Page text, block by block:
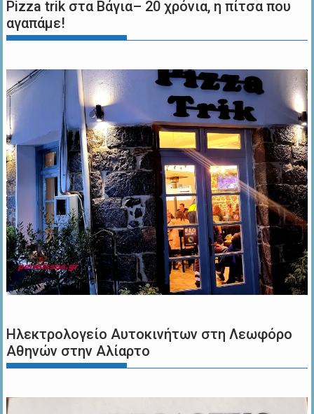
Pizza trik στα Βάγια– 20 χρόνια, η πίτσα που
αγαπάμε!
Ηλεκτρολογείο Αυτοκινήτων στη Λεωφόρο
Αθηνών στην Αλίαρτο